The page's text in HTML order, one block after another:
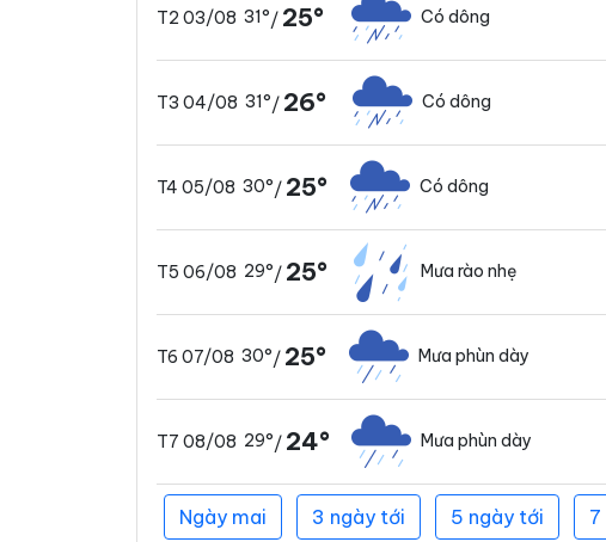
T2 03/08 31°/ 25° Có dông
T3 04/08 31°/ 26° Có dông
T4 05/08 30°/ 25° Có dông
T5 06/08 29°/ 25° Mưa rào nhẹ
T6 07/08 30°/ 25° Mưa phùn dày
T7 08/08 29°/ 24° Mưa phùn dày
Ngày mai 3 ngày tới 5 ngày tới 7